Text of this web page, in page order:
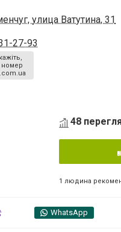
улица Ватутина, 31
27-93
номер
48
1 людина
WhatsApp